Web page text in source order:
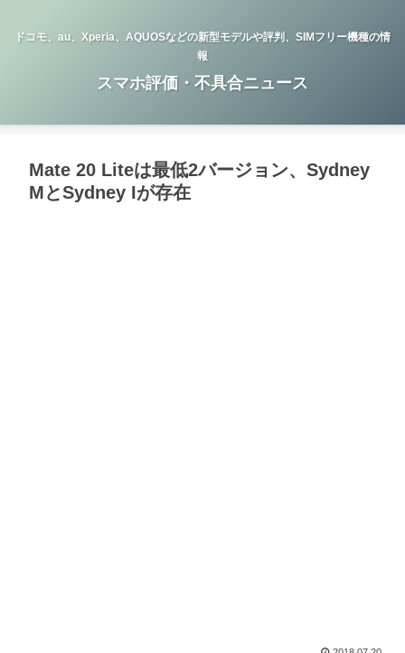
ドコモ、au、Xperia、AQUOSなどの新型モデルや評判、SIMフリー機種の情
報
スマホ評価・不具合ニュース
Mate 20 Liteは最低2バージョン、Sydney
MとSydney Iが存在